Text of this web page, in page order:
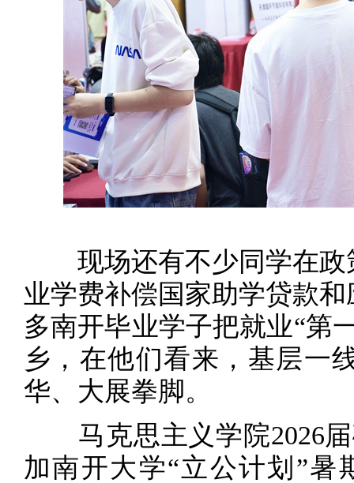
现场还有不少同学在政
业学费补偿国家助学贷款
多南开毕业学子把就业“第
乡，在他们看来，基层一
华、大展拳脚。
马克思主义学院2026届
加南开大学“立公计划”暑